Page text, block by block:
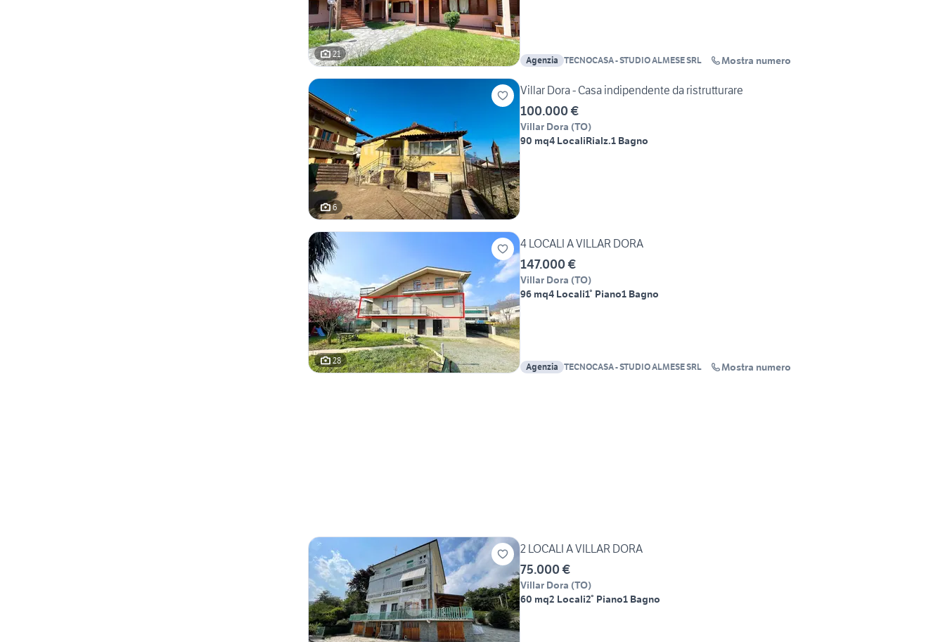
21
Agenzia TECNOCASA - STUDIO ALMESE SRL Mostra numero
6
Villar Dora - Casa indipendente da ristrutturare
100.000 €
Villar Dora (TO)
90 mq4 LocaliRialz.1 Bagno
28
4 LOCALI A VILLAR DORA
147.000 €
Villar Dora (TO)
96 mq4 Locali1° Piano1 Bagno
Agenzia TECNOCASA - STUDIO ALMESE SRL Mostra numero
2 LOCALI A VILLAR DORA
75.000 €
Villar Dora (TO)
60 mq2 Locali2° Piano1 Bagno